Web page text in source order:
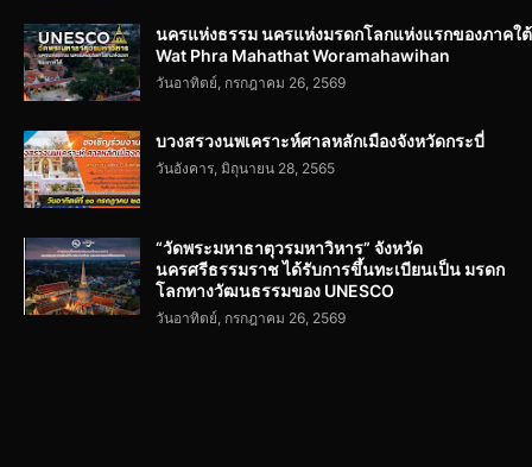
นครแห่งธรรม นครแห่งมรดกโลกแห่งแรกของภาคใต้
Wat Phra Mahathat Woramahawihan
วันอาทิตย์, กรกฎาคม 26, 2569
บวงสรวงนพเคราะห์ศาลหลักเมืองจังหวัดกระบี่
วันอังคาร, มิถุนายน 28, 2565
“วัดพระมหาธาตุวรมหาวิหาร” จังหวัด
นครศรีธรรมราช ได้รับการขึ้นทะเบียนเป็น มรดก
โลกทางวัฒนธรรมของ UNESCO
วันอาทิตย์, กรกฎาคม 26, 2569